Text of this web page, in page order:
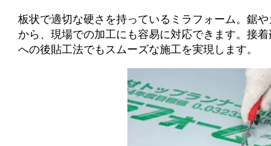
板状で適切な硬さを持っているミラフォーム。鋸
から、現場での加工にも容易に対応できます。接
への後貼工法でもスムーズな施工を実現します。